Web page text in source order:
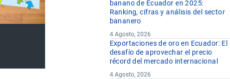
banano de Ecuador en 2025:
Ranking, cifras y análisis del sector
bananero
4 Agosto, 2026
Exportaciones de oro en Ecuador: El
desafío de aprovechar el precio
récord del mercado internacional
4 Agosto, 2026